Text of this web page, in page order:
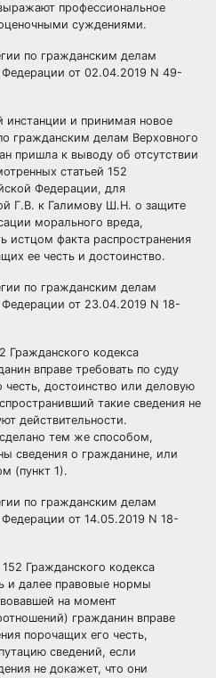
профессиональное
суждениями.
по гражданским делам
от 02.04.2019 N 49-
инстанции и принимая новое
гражданским делам Верховного
пришла к выводу об отсутствии
статьей 152
Федерации, для
Г.В. к Галимову Ш.Н. о защите
морального вреда,
истцом факта распространения
ее честь и достоинство.
по гражданским делам
от 23.04.2019 N 18-
Гражданского кодекса
вправе требовать по суду
достоинство или деловую
такие сведения не
действительности.
тем же способом,
сведения о гражданине, или
(пункт 1).
по гражданским делам
от 14.05.2019 N 18-
152 Гражданского кодекса
и далее правовые нормы
на момент
гражданин вправе
порочащих его честь,
сведений, если
не докажет, что они